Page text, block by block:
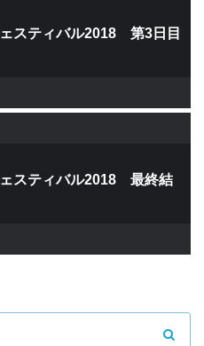
スティバル2018 第3日目
スティバル2018 最終結